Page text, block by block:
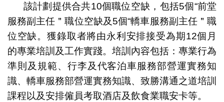
該計劃提供合共10個職位空缺，包括5個“前堂
服務副主任＂職位空缺及5個“轎車服務副主任＂職
位空缺。獲錄取者將由永利安排接受為期12個月
的專業培訓及工作實踐。培訓內容包括：專業行為
準則及規範、行李及代客泊車服務部營運實務知
識、轎車服務部營運實務知識、致勝溝通之道培訓
課程以及安排僱員考取酒店及飲食業職安卡等。